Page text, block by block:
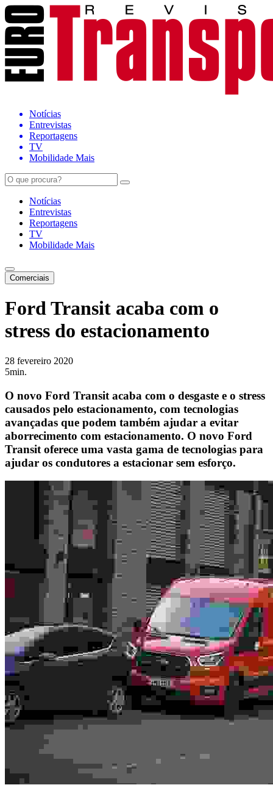
Notícias
Entrevistas
Reportagens
TV
Mobilidade Mais
Notícias
Entrevistas
Reportagens
TV
Mobilidade Mais
Comerciais
Ford Transit acaba com o
stress do estacionamento
28 fevereiro 2020
5min.
O novo Ford Transit acaba com o desgaste e o stress
causados pelo estacionamento, com tecnologias
avançadas que podem também ajudar a evitar
aborrecimento com estacionamento. O novo Ford
Transit oferece uma vasta gama de tecnologias para
ajudar os condutores a estacionar sem esforço.